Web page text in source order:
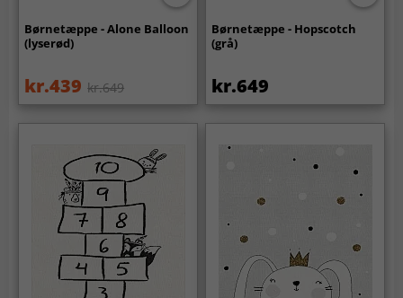
Børnetæppe - Alone Balloon
(lyserød)
kr.439 kr.649
Børnetæppe - Hopscotch
(grå)
kr.649